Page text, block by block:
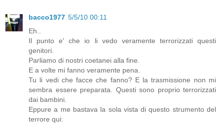
bacco1977 5/5/10 00:11
Eh..
Il punto e' che io li vedo veramente terrorizzati questi
genitori.
Parliamo di nostri coetanei alla fine.
E a volte mi fanno veramente pena.
Tu li vedi che facce che fanno? E la trasmissione non mi
sembra essere preparata. Questi sono proprio terrorizzati
dai bambini.
Eppure a me bastava la sola vista di questo strumento del
terrore qui: